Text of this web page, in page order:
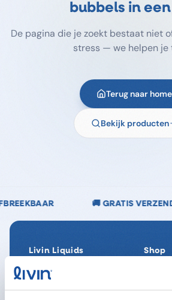
bubbels in
De pagina die je zoekt bestaat niet
stress — we helpen je
Terug naar home
Bekijk producten
🚚 GRATIS VERZENDING VANAF €40
Livin Liquids
Ons verhaal
Onze Impact
Shop